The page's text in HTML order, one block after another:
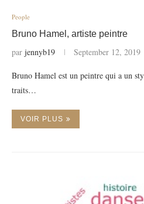
People
Bruno Hamel, artiste peintre
par jennyb19 September 12, 2019
Bruno Hamel est un peintre qui a un
traits…
VOIR PLUS